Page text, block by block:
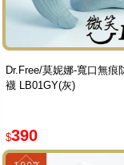
Dr.Free/莫妮娜-寬口無痕
襪 LB01GY(灰)
$390